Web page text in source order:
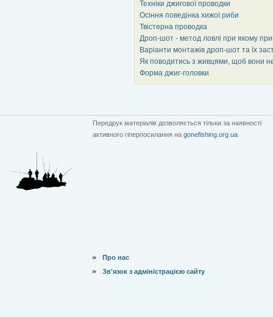
Техніки джигової проводки
Осіння поведінка хижої риби
Твістерна проводка
Дроп-шот - метод ловлі при якому
Варіанти монтажів дроп-шот та їх
Як поводитись з живцями, щоб вони
Форма джиг-головки
Передрук матеріалів дозволяється тільки за наявності
активного гіперпосилання на gonefishing.org.ua
Про нас
Зв'язок з адміністрацією сайту